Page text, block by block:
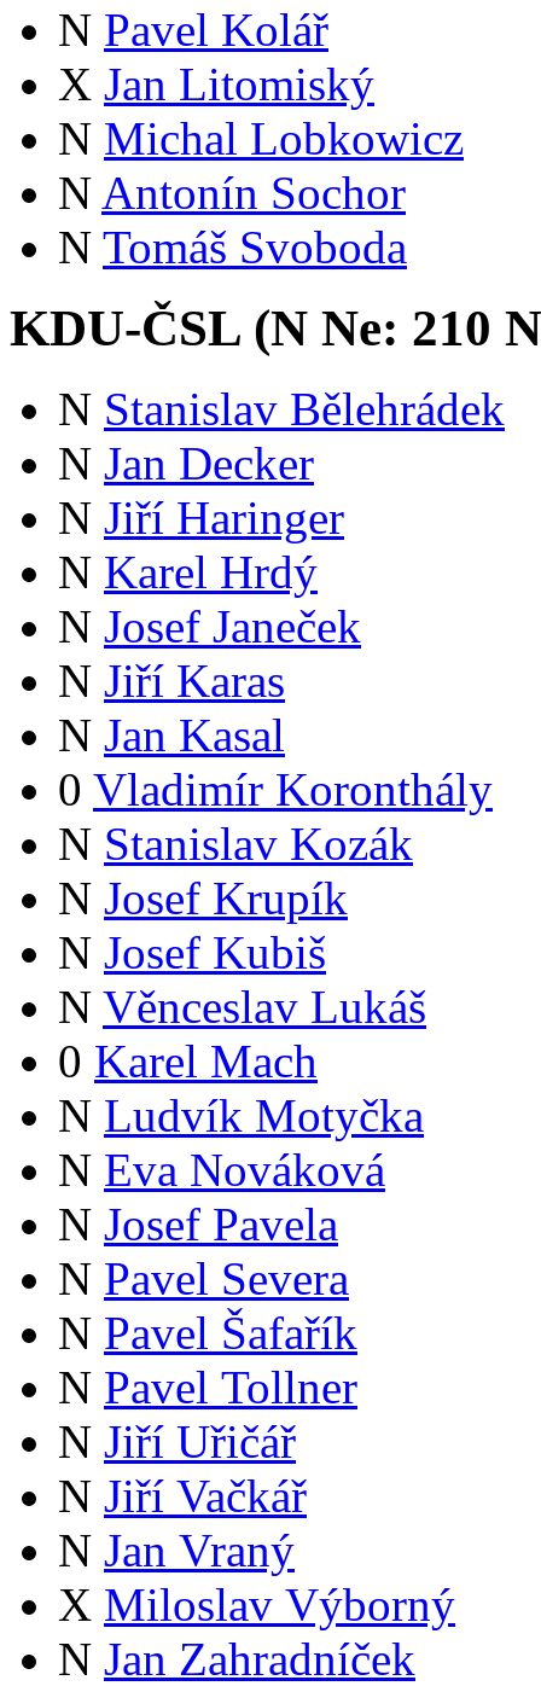
N Pavel Kolář
X Jan Litomiský
N Michal Lobkowicz
N Antonín Sochor
N Tomáš Svoboda
KDU-ČSL (N Ne: 210
N Stanislav Bělehrádek
N Jan Decker
N Jiří Haringer
N Karel Hrdý
N Josef Janeček
N Jiří Karas
N Jan Kasal
0 Vladimír Koronthály
N Stanislav Kozák
N Josef Krupík
N Josef Kubiš
N Věnceslav Lukáš
0 Karel Mach
N Ludvík Motyčka
N Eva Nováková
N Josef Pavela
N Pavel Severa
N Pavel Šafařík
N Pavel Tollner
N Jiří Uřičář
N Jiří Vačkář
N Jan Vraný
X Miloslav Výborný
N Jan Zahradníček